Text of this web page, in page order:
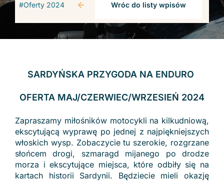
#Oferty 2024 Wróc do listy wpisów
SARDYŃSKA PRZYGODA NA ENDURO
OFERTA MAJ/CZERWIEC/WRZESIEŃ 2024
Zapraszamy miłośników motocykli na kilkudniową,
ekscytującą wyprawę po jednej z najpiękniejszych
włoskich wysp. Zobaczycie tu szerokie, rozgrzane
słońcem drogi, szmaragd mijanego po drodze
morza i ekscytujące miejsca, które odbiły się na
kartach historii Sardynii. Będziecie mieli okazję